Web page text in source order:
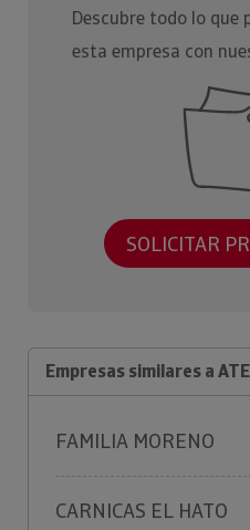
Descubre todo lo que
esta empresa con
SOLICITAR
Empresas similares a
FAMILIA MORENO
CARNICAS EL HATO